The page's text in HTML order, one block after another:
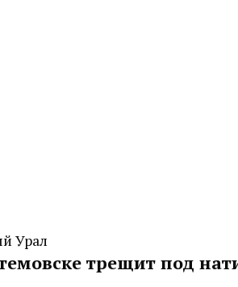
Урал
трещит под